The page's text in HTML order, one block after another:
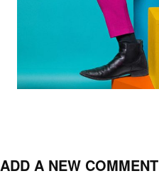
ADD A NEW COMMENT